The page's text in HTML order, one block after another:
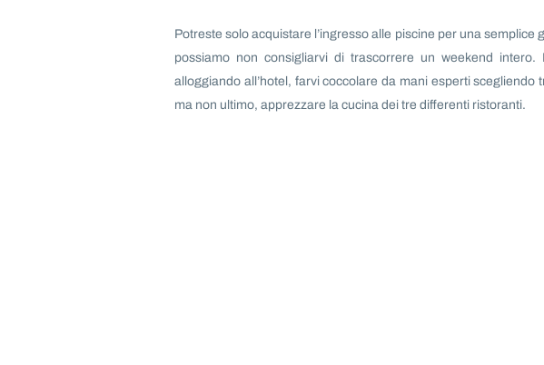
Potreste solo acquistare l’ingresso alle piscine per una
possiamo non consigliarvi di trascorrere un weekend
alloggiando all’hotel, farvi coccolare da mani esperti
ma non ultimo, apprezzare la cucina dei tre differenti ristoranti.